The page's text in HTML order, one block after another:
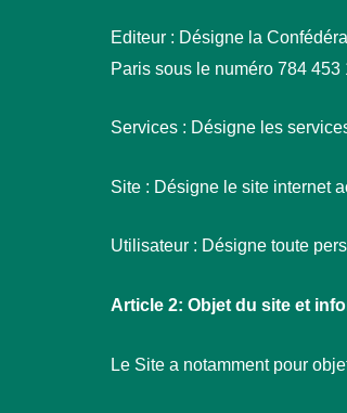
Editeur : Désigne la
Paris sous le numéro 784
Services : Désigne les
Site : Désigne le site internet
Utilisateur : Désigne toute
Article 2: Objet du site et
Le Site a notamment pour